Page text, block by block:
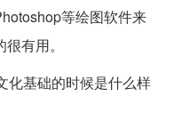
等绘图软件来
有用。
化基础的时候是什么样